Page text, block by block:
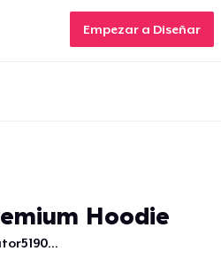
Empezar a Diseñar
Hoodie